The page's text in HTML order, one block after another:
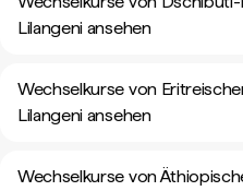
Lilangeni ansehen
Wechselkurse von
Lilangeni ansehen
Wechselkurse von